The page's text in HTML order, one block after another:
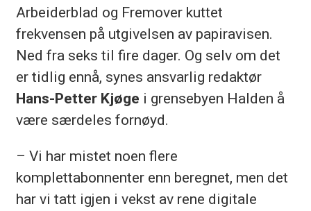
Arbeiderblad og Fremover kuttet
frekvensen på utgivelsen av papiravisen.
Ned fra seks til fire dager. Og selv om det
er tidlig ennå, synes ansvarlig redaktør
Hans-Petter Kjøge i grensebyen Halden å
være særdeles fornøyd.
– Vi har mistet noen flere
komplettabonnenter enn beregnet, men det
har vi tatt igjen i vekst av rene digitale